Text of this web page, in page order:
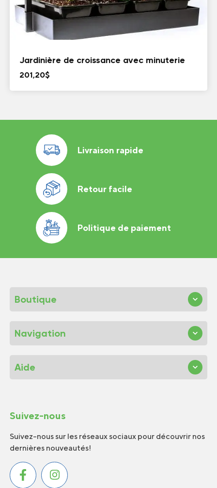
Jardinière de croissance avec minuterie
201,20$
Livraison rapide
Retour facile
Politique de paiement
Boutique
Navigation
Aide
Suivez-nous
Suivez-nous sur les réseaux sociaux pour découvrir nos
dernières nouveautés!